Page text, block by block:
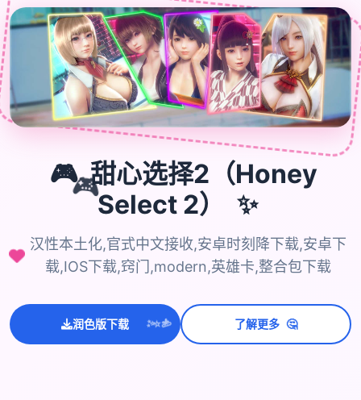
🎮
🎮 甜心选择2（Honey
Select 2）
✨
汉性本土化,官式中文接收,安卓时刻降下载,安卓下
载,IOS下载,窍门,modern,英雄卡,整合包下载
润色版下载 ✨
⭐💫 了解更多 🤔